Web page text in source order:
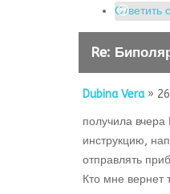
Ответить
Re:
Dubina Vera» 26
получила
инструкцию,
отправлять
Кто мне вернет